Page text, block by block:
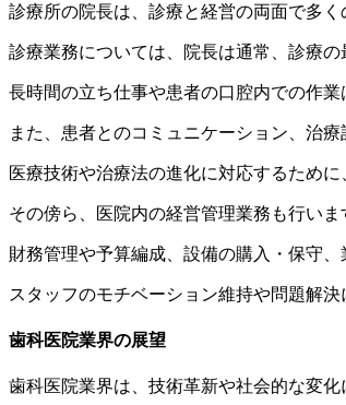
診療所の院長は、診療と経営の両面で多く
診療業務については、院長は通常、診療
長時間の立ち仕事や患者の口腔内での作業
また、患者とのコミュニケーション、治
医療技術や治療法の進化に対応するため
その傍ら、医院内の経営管理業務も行いま
財務管理や予算編成、設備の購入・保守
スタッフのモチベーション維持や問題解
歯科医院業界の展望
歯科医院業界は、技術革新や社会的な変